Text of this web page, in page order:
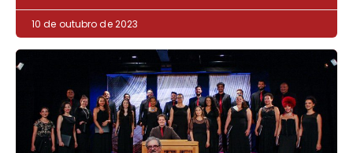
10 de outubro de 2023